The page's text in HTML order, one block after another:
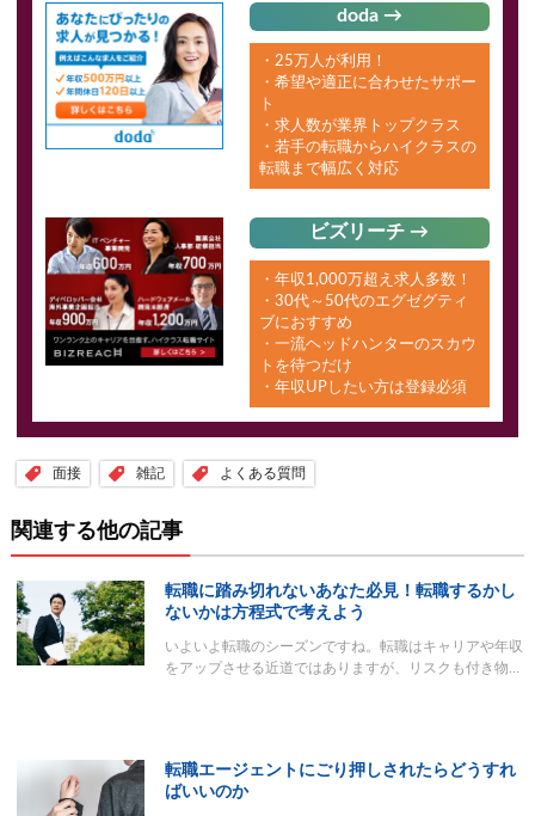
doda →
・25万人が利用！
・希望や適正に合わせたサポー
ト
・求人数が業界トップクラス
・若手の転職からハイクラスの
転職まで幅広く対応
ビズリーチ →
・年収1,000万超え求人多数！
・30代～50代のエグゼグティ
ブにおすすめ
・一流ヘッドハンターのスカウ
トを待つだけ
・年収UPしたい方は登録必須
面接 雑記 よくある質問
関連する他の記事
転職に踏み切れないあなた必見！転職するかし
ないかは方程式で考えよう
いよいよ転職のシーズンですね。転職はキャリアや年収
をアップさせる近道ではありますが、リスクも付き物…
転職エージェントにごり押しされたらどうすれ
ばいいのか